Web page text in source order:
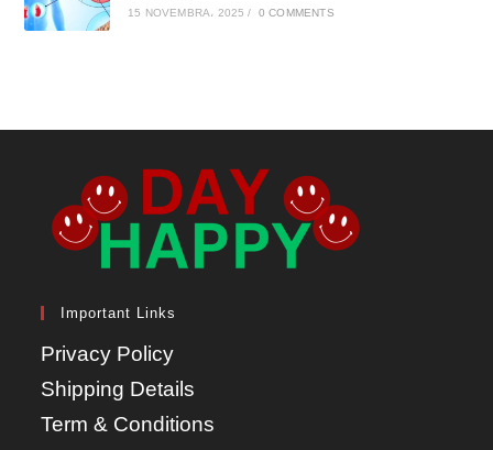
15 NOVEMBRA، 2025 / 0 COMMENTS
Important Links
Privacy Policy
Shipping Details
Term & Conditions